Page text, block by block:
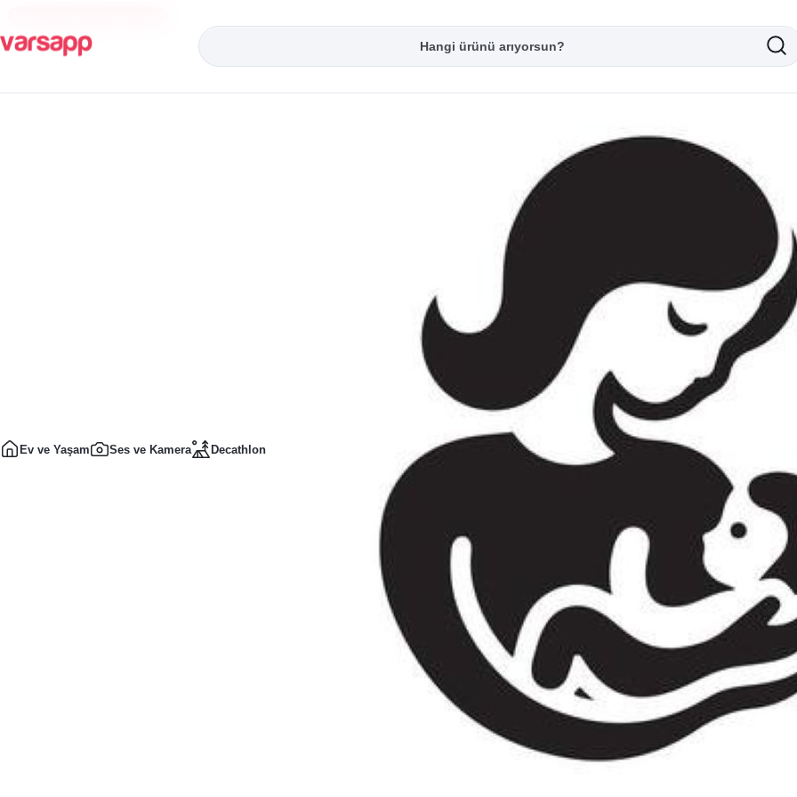
Ev ve Yaşam Ses ve Kamera Decathlon